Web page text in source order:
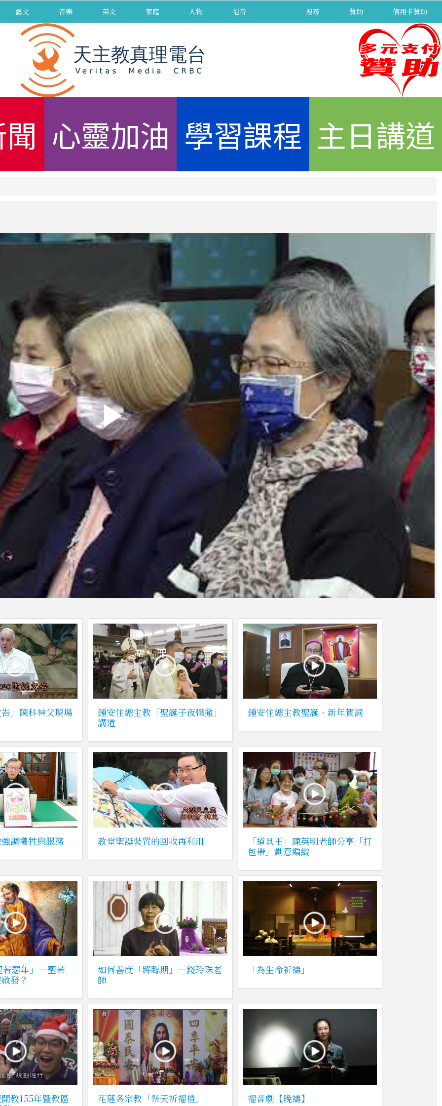
藝文 音樂 英文 家庭 人物 福音 搜尋 贊助 信用卡贊助
心靈加油 學習課程 主日講道
」陳科神父現場
鍾安住總主教「聖誕子夜彌撒」
講道
鍾安住總主教聖誕、新年賀詞
調犧牲與服務 教堂聖誕裝置的回收再利用
「道具王」陳英明老師分享「打
包帶」創意編織
若瑟年」—聖若
發？
如何善度「將臨期」—錢玲珠老
師
「為生命祈禱」
教155年暨教區
花蓮各宗教「祭天祈福禮」 福音劇【晚禱】